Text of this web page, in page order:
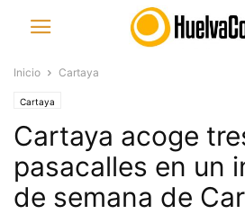
Inicio Cartaya
Cartaya
Cartaya acoge
pasacalles en un
de semana de